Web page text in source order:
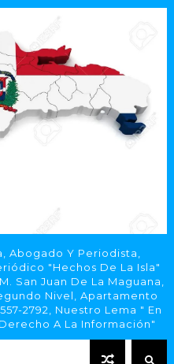
Abogado Y Periodista,
"Hechos De La Isla"
San Juan De La Maguana,
Nivel, Apartamento
2792, Nuestro Lema " En
A La Información"